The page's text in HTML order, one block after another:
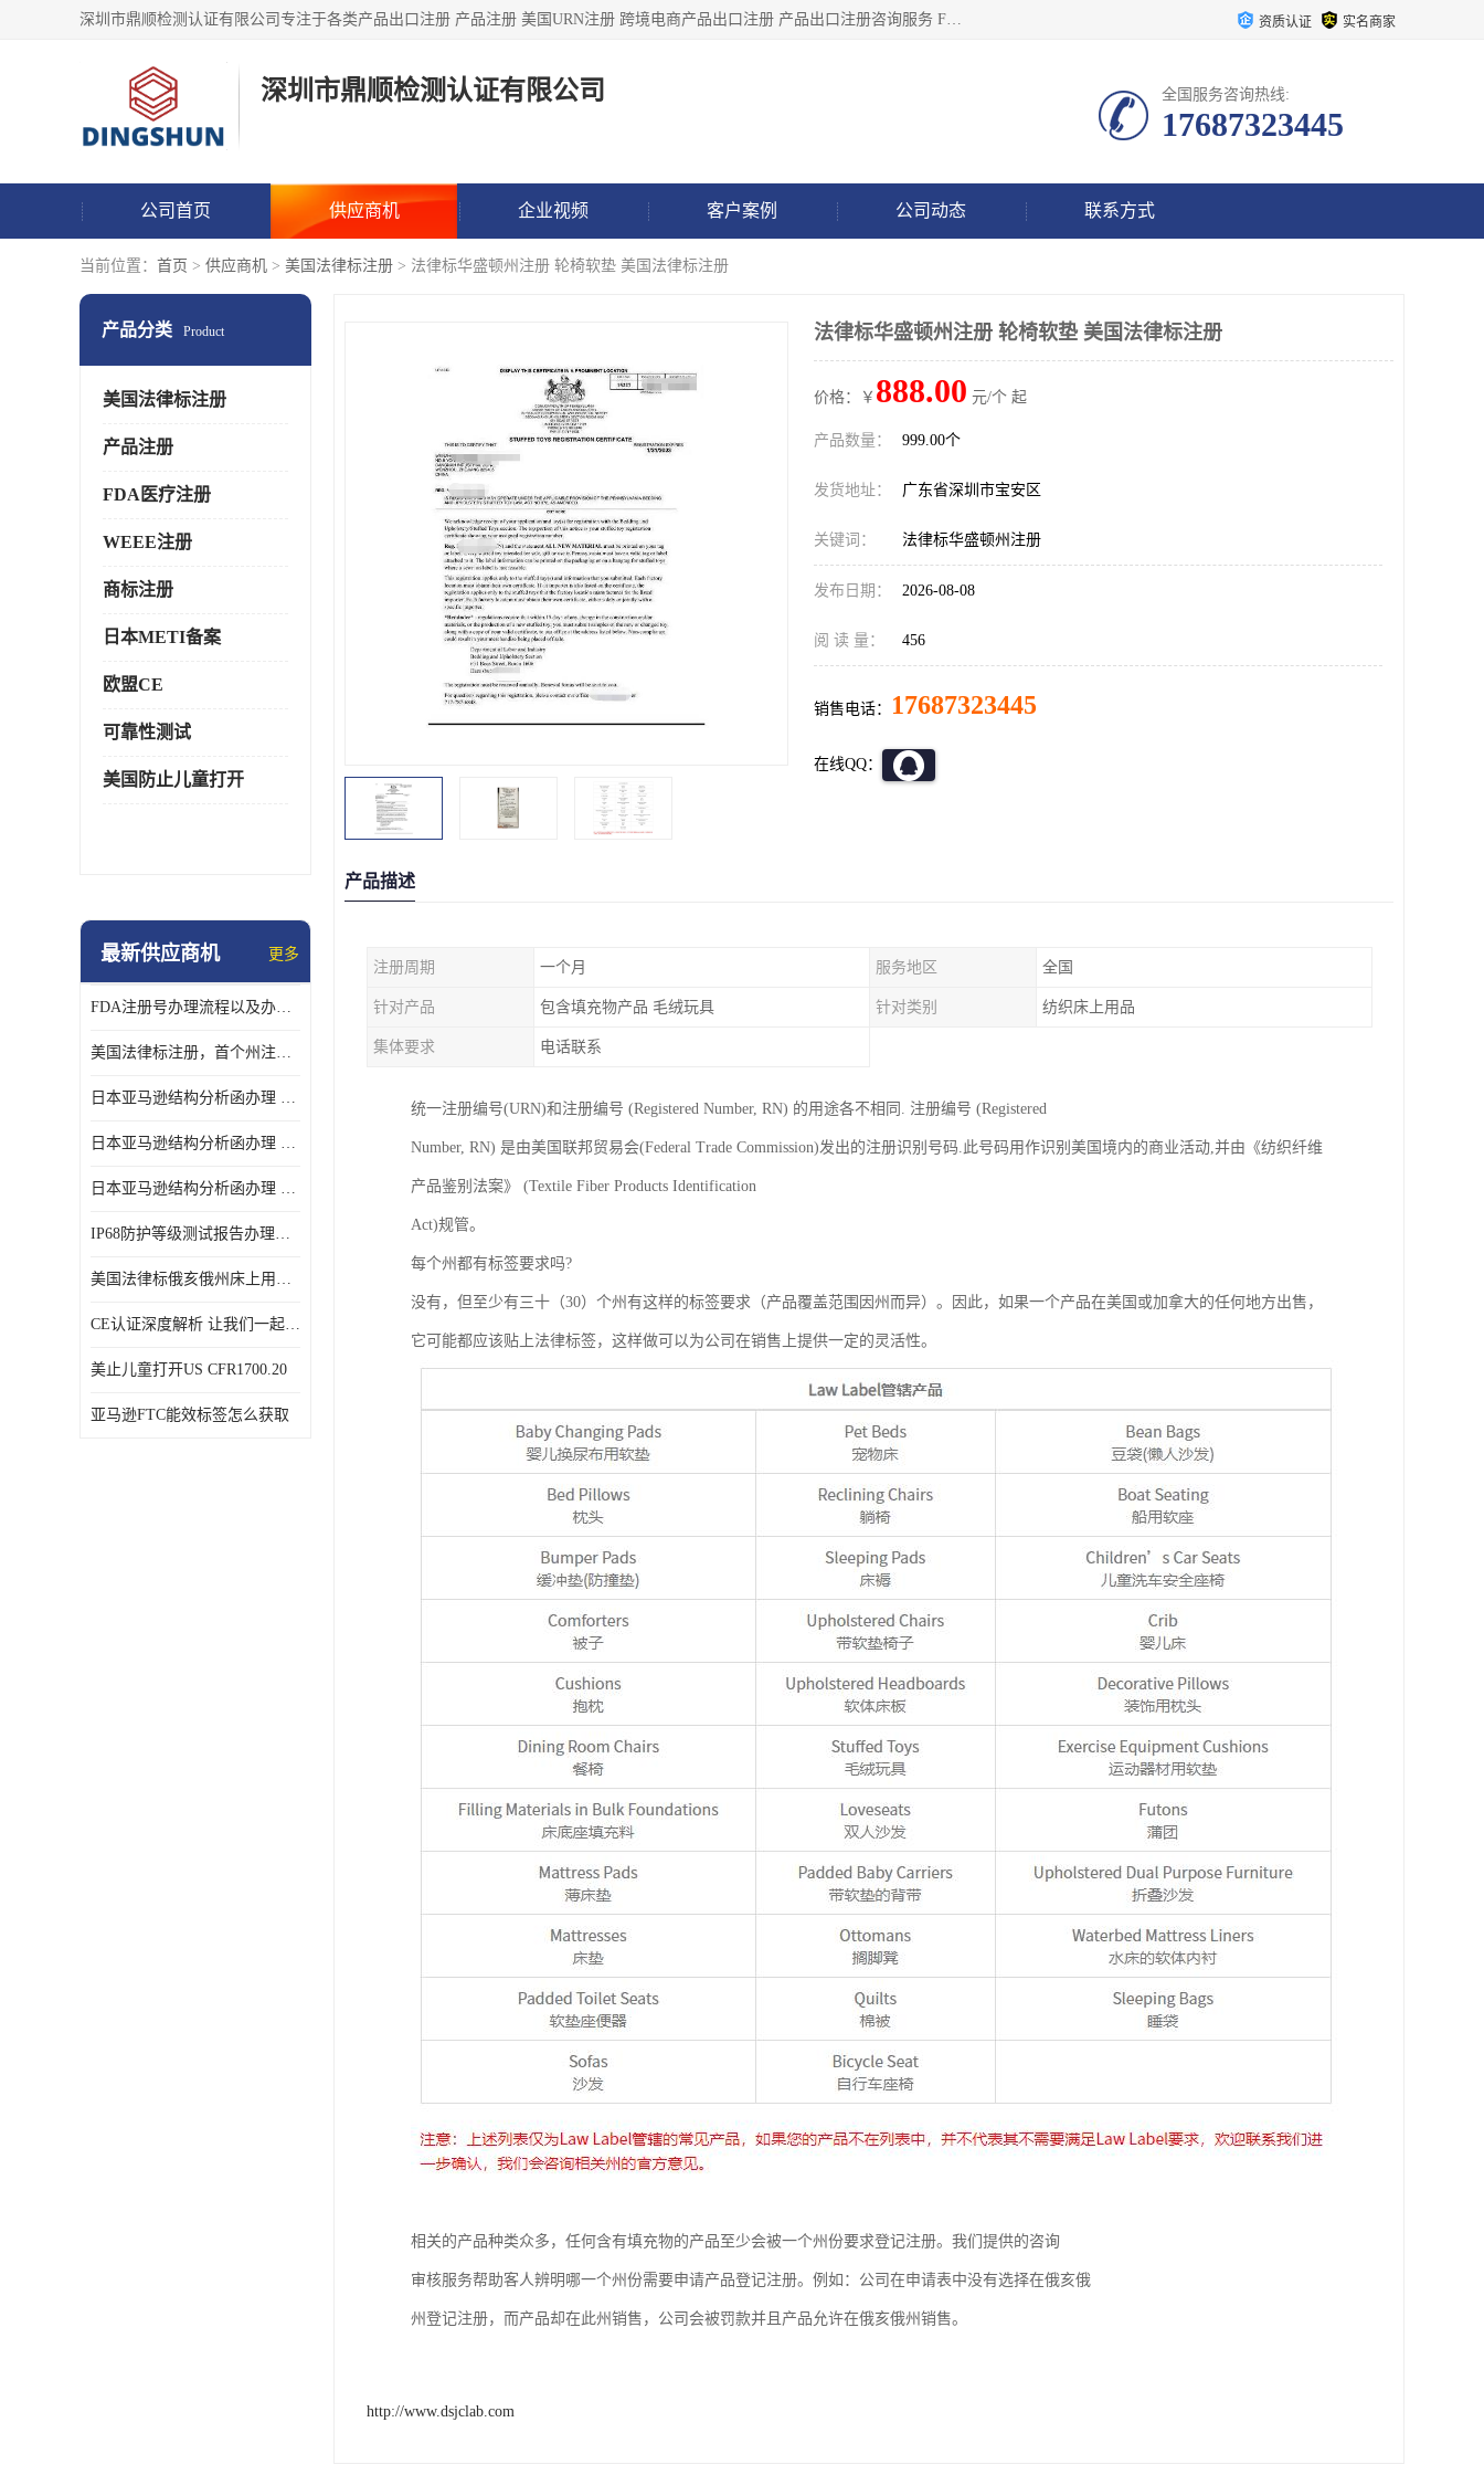
深圳市鼎顺检测认证有限公司专注于各类产品出口注册 产品注册 美国URN注册 跨境电商产品出口注册 产品出口注册咨询服务 FDA食品注册等我们是一家商务服务公司，为客户提供商标注册，本公司实力雄厚，能满足客户多种需求。 资质认证 实名商家
深圳市鼎顺检测认证有限公司 全国服务咨询热线:
17687323445
公司首页 供应商机 企业视频 客户案例 公司动态 联系方式
当前位置： 首页 > 供应商机 > 美国法律标注册 > 法律标华盛顿州注册 轮椅软垫 美国法律标注册
产品分类 Product
美国法律标注册
产品注册
FDA医疗注册
WEEE注册
商标注册
日本METI备案
欧盟CE
可靠性测试
美国防止儿童打开
最新供应商机 更多
FDA注册号办理流程以及办理周期是多久
美国法律标注册，首个州注册该如何选择
日本亚马逊结构分析函办理 日本亚马逊 电饭煲
日本亚马逊结构分析函办理 日本亚马逊 热水壶等；
日本亚马逊结构分析函办理 日本亚马逊 果汁搅拌机
IP68防护等级测试报告办理标准要求
美国法律标俄亥俄州床上用品许可证讲解！
CE认证深度解析 让我们一起来认识CE认证
美止儿童打开US CFR1700.20
亚马逊FTC能效标签怎么获取
法律标华盛顿州注册 轮椅软垫 美国法律标注册
价格：￥ 888.00 元/个 起
产品数量： 999.00个
发货地址： 广东省深圳市宝安区
关键词： 法律标华盛顿州注册
发布日期： 2026-08-08
阅 读 量： 456
销售电话： 17687323445
在线QQ：
产品描述
注册周期 一个月 服务地区 全国
针对产品 包含填充物产品 毛绒玩具 针对类别 纺织床上用品
集体要求 电话联系
统一注册编号(URN)和注册编号 (Registered Number, RN) 的用途各不相同. 注册编号 (Registered
Number, RN) 是由美国联邦贸易会(Federal Trade Commission)发出的注册识别号码.此号码用作识别美国境内的商业活动,并由《纺织纤维
产品鉴别法案》 (Textile Fiber Products Identification
Act)规管。
每个州都有标签要求吗?
没有，但至少有三十（30）个州有这样的标签要求（产品覆盖范围因州而异）。因此，如果一个产品在美国或加拿大的任何地方出售，
它可能都应该贴上法律标签，这样做可以为公司在销售上提供一定的灵活性。
相关的产品种类众多，任何含有填充物的产品至少会被一个州份要求登记注册。我们提供的咨询
审核服务帮助客人辨明哪一个州份需要申请产品登记注册。例如：公司在申请表中没有选择在俄亥俄
州登记注册，而产品却在此州销售，公司会被罚款并且产品允许在俄亥俄州销售。
http://www.dsjclab.com